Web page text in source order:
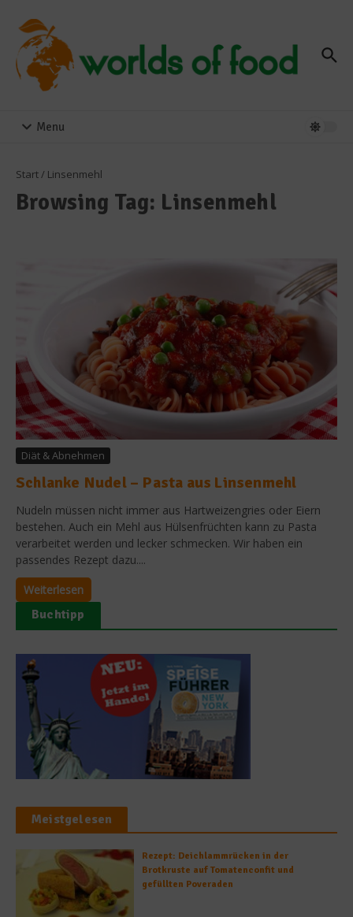
Menu
Start/ Linsenmehl
Browsing Tag: Linsenmehl
Diät & Abnehmen
Schlanke Nudel – Pasta aus Linsenmehl
Nudeln müssen nicht immer aus Hartweizengries oder Eiern
bestehen. Auch ein Mehl aus Hülsenfrüchten kann zu Pasta
verarbeitet werden und lecker schmecken. Wir haben ein
passendes Rezept dazu....
Weiterlesen
Buchtipp
Meistgelesen
Rezept: Deichlammrücken in der
Brotkruste auf Tomatenconfit und
gefüllten Poveraden